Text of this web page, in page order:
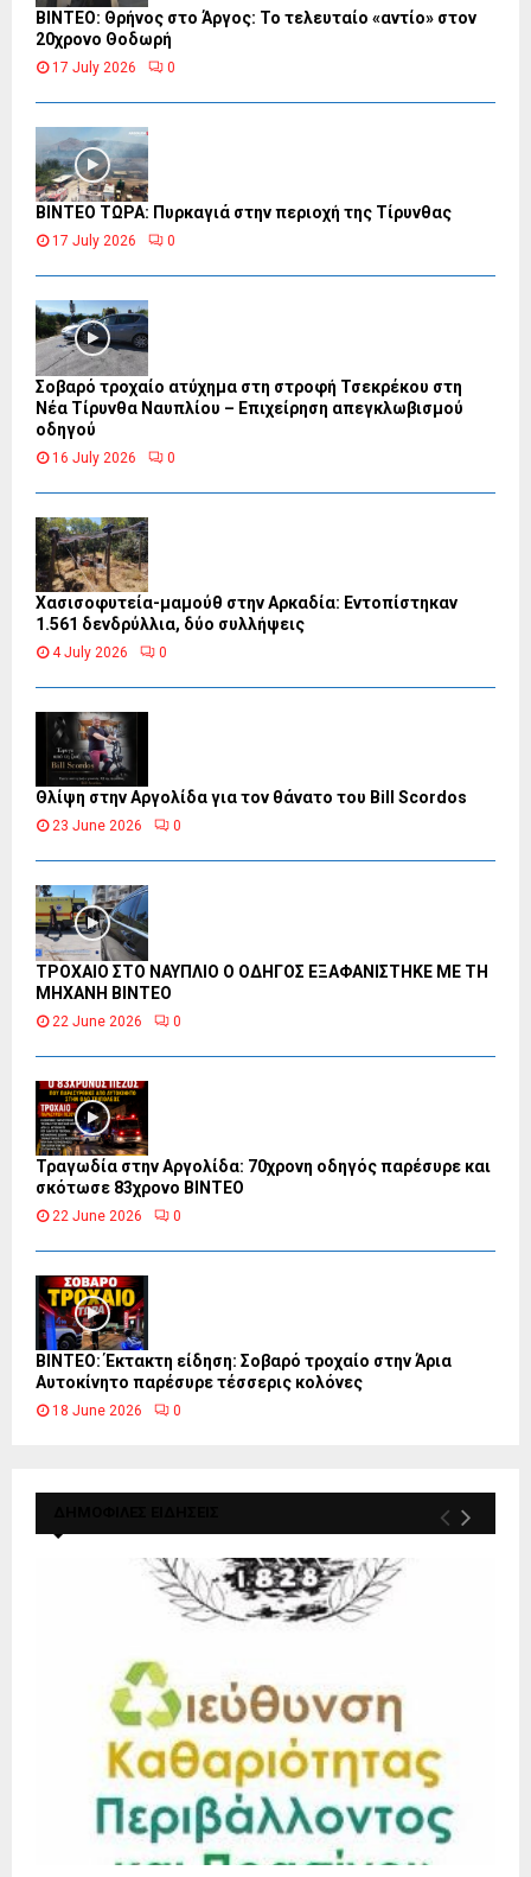
ΒΙΝΤΕΟ: Θρήνος στο Άργος: Το τελευταίο «αντίο» στον
20χρονο Θοδωρή
17 July 2026 0
ΒΙΝΤΕΟ ΤΩΡΑ: Πυρκαγιά στην περιοχή της Τίρυνθας
17 July 2026 0
Σοβαρό τροχαίο ατύχημα στη στροφή Τσεκρέκου στη
Νέα Τίρυνθα Ναυπλίου – Επιχείρηση απεγκλωβισμού
οδηγού
16 July 2026 0
Χασισοφυτεία-μαμούθ στην Αρκαδία: Εντοπίστηκαν
1.561 δενδρύλλια, δύο συλλήψεις
4 July 2026 0
Θλίψη στην Αργολίδα για τον θάνατο του Bill Scordos
23 June 2026 0
ΤΡΟΧΑΙΟ ΣΤΟ ΝΑΥΠΛΙΟ Ο ΟΔΗΓΟΣ ΕΞΑΦΑΝΙΣΤΗΚΕ ΜΕ ΤΗ
ΜΗΧΑΝΗ ΒΙΝΤΕΟ
22 June 2026 0
Τραγωδία στην Αργολίδα: 70χρονη οδηγός παρέσυρε και
σκότωσε 83χρονο ΒΙΝΤΕΟ
22 June 2026 0
ΒΙΝΤΕΟ: Έκτακτη είδηση: Σοβαρό τροχαίο στην Άρια
Αυτοκίνητο παρέσυρε τέσσερις κολόνες
18 June 2026 0